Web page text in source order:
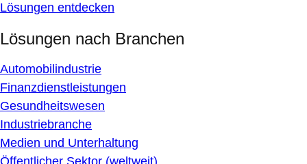
Lösungen entdecken
Lösungen nach Branchen
Automobilindustrie
Finanzdienstleistungen
Gesundheitswesen
Industriebranche
Medien und Unterhaltung
Öffentlicher Sektor (weltweit)